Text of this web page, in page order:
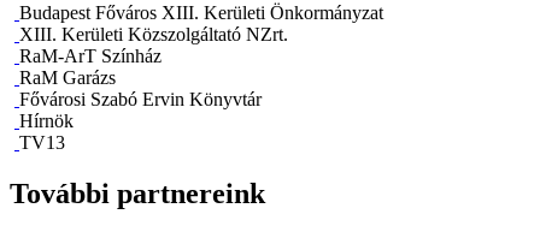
Budapest Főváros XIII. Kerületi Önkormányzat
XIII. Kerületi Közszolgáltató NZrt.
RaM-ArT Színház
RaM Garázs
Fővárosi Szabó Ervin Könyvtár
Hírnök
TV13
További partnereink